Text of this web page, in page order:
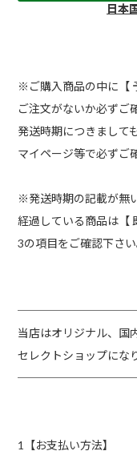
日本
※ご購入商品の中に【
ご注文がないか必ずご
発送時期につきまして
マイページ等で必ずご
※発送時期の記載が無
経過している商品は【
3の項目をご確認下さい
当店はオリジナル、国
セレクトショップにな
1【お支払い方法】